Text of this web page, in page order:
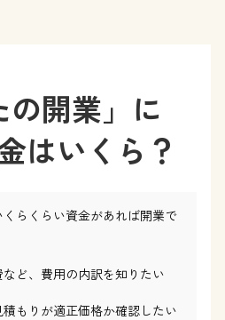
の開業」に
はいくら？
らくらい資金があれば開業で
ど、費用の内訳を知りたい
もりが適正価格か確認したい